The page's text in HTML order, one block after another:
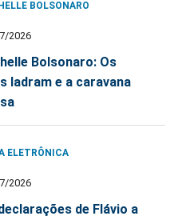
BOLSONARO
2026
Bolsonaro: Os
ladram e a caravana
ELETRÔNICA
2026
de Flávio a